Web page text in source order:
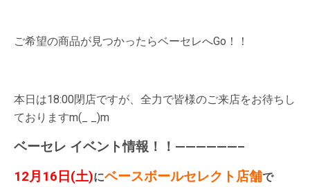
ご希望の商品が見つかったらベーセレへGo！！
本日は18:00閉店ですが、全力で皆様のご来店をお待ちし
ておりますm(_ _)m
ベーセレ イベント情報！！——————–
12月16日(土)にベースボールセレクト店舗で